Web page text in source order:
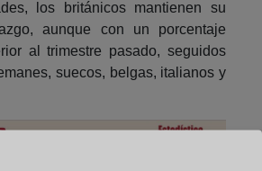
los británicos mantienen su
aunque con un porcentaje
al trimestre pasado, seguidos
suecos, belgas, italianos y